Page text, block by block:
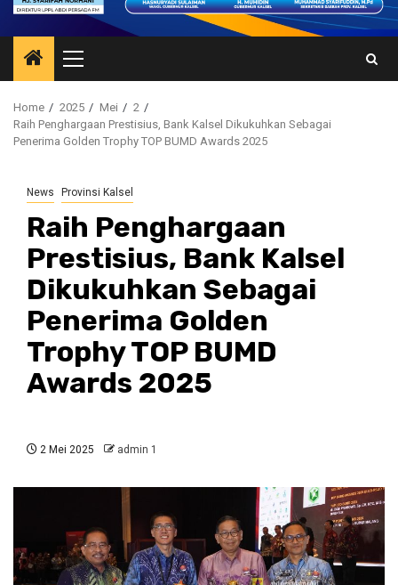
Primary
Menu
Home 2025 Mei
2
Raih Penghargaan Prestisius, Bank Kalsel Dikukuhkan Sebagai
Penerima Golden Trophy TOP BUMD Awards 2025
News Provinsi Kalsel
Raih Penghargaan
Prestisius, Bank Kalsel
Dikukuhkan Sebagai
Penerima Golden
Trophy TOP BUMD
Awards 2025
2 Mei 2025 admin 1